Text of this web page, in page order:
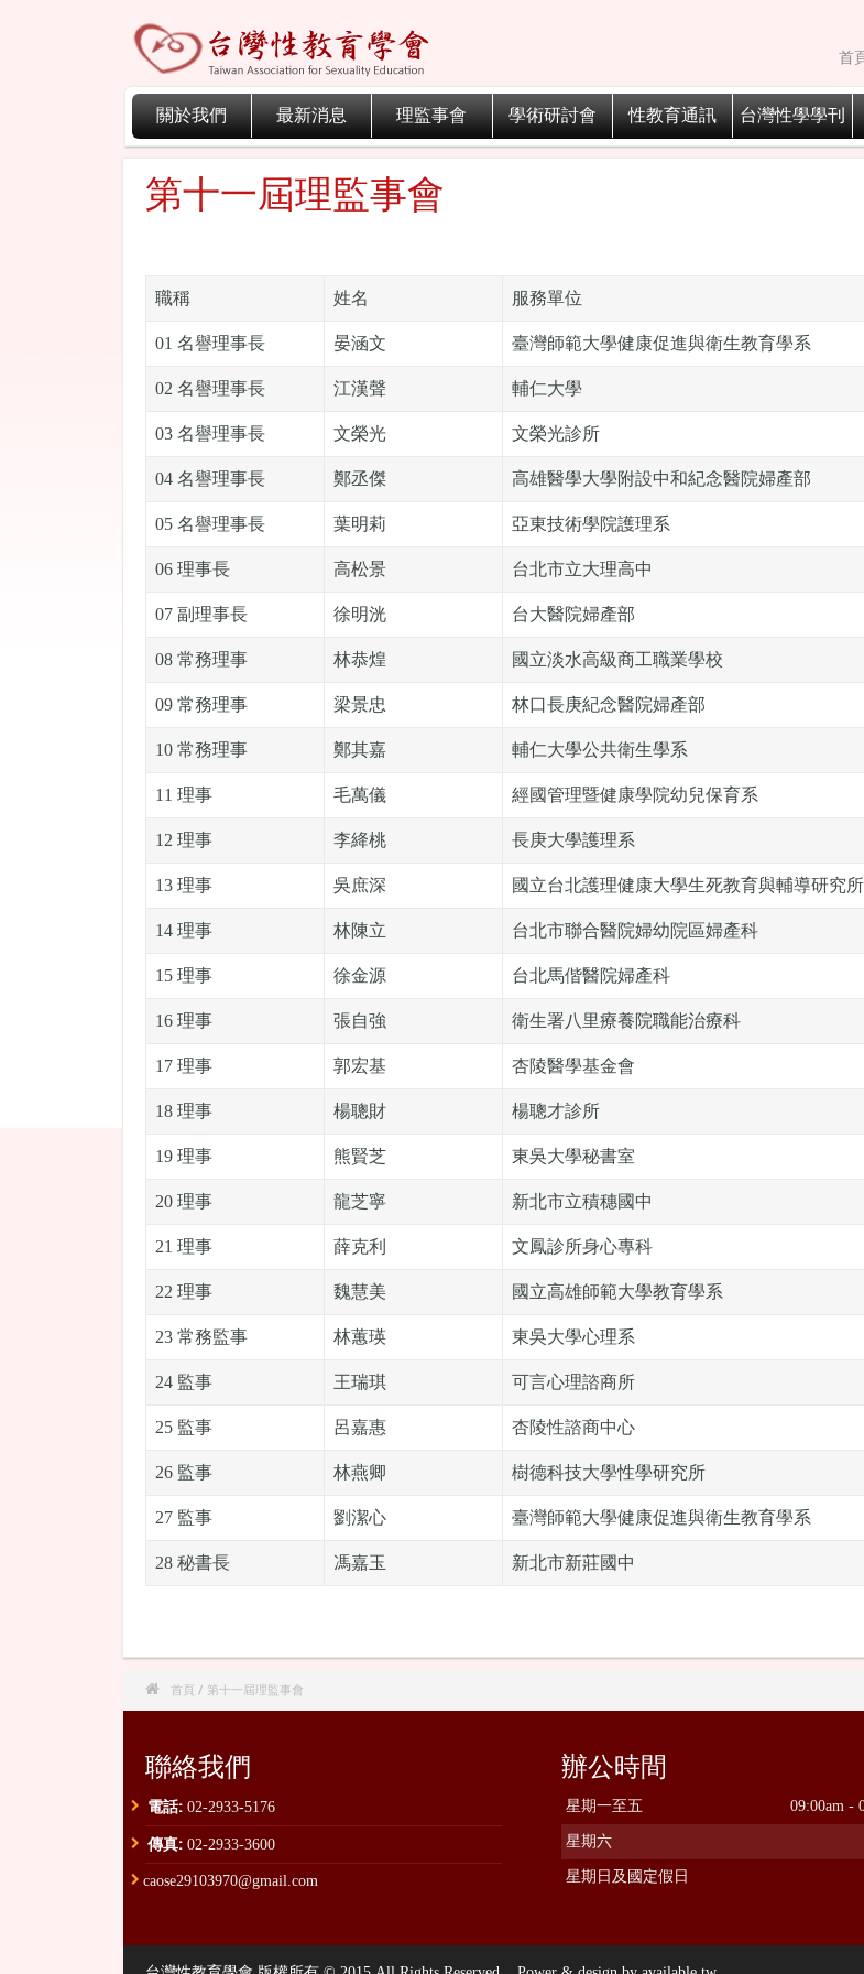
首
關於我們 最新消息 理監事會 學術研討會 性教育通訊 台灣性學學刊
第十一屆理監事會
職稱 姓名 服務單位
01 名譽理事長 晏涵文 臺灣師範大學健康促進與衛生教育學系
02 名譽理事長 江漢聲 輔仁大學
03 名譽理事長 文榮光 文榮光診所
04 名譽理事長 鄭丞傑 高雄醫學大學附設中和紀念醫院婦產部
05 名譽理事長 葉明莉 亞東技術學院護理系
06 理事長 高松景 台北市立大理高中
07 副理事長 徐明洸 台大醫院婦產部
08 常務理事 林恭煌 國立淡水高級商工職業學校
09 常務理事 梁景忠 林口長庚紀念醫院婦產部
10 常務理事 鄭其嘉 輔仁大學公共衛生學系
11 理事 毛萬儀 經國管理暨健康學院幼兒保育系
12 理事 李絳桃 長庚大學護理系
13 理事 吳庶深 國立台北護理健康大學生死教育與輔導研究所
14 理事 林陳立 台北市聯合醫院婦幼院區婦產科
15 理事 徐金源 台北馬偕醫院婦產科
16 理事 張自強 衛生署八里療養院職能治療科
17 理事 郭宏基 杏陵醫學基金會
18 理事 楊聰財 楊聰才診所
19 理事 熊賢芝 東吳大學秘書室
20 理事 龍芝寧 新北市立積穗國中
21 理事 薛克利 文鳳診所身心專科
22 理事 魏慧美 國立高雄師範大學教育學系
23 常務監事 林蕙瑛 東吳大學心理系
24 監事 王瑞琪 可言心理諮商所
25 監事 呂嘉惠 杏陵性諮商中心
26 監事 林燕卿 樹德科技大學性學研究所
27 監事 劉潔心 臺灣師範大學健康促進與衛生教育學系
28 秘書長 馮嘉玉 新北市新莊國中
 首頁 / 第十一屆理監事會
聯絡我們
電話: 02-2933-5176
傳真: 02-2933-3600
caose29103970@gmail.com
辦公時間
星期一至五 09:00am -
星期六
星期日及國定假日